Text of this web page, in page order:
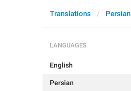
Translations Persian
LANGUAGES
English
Persian